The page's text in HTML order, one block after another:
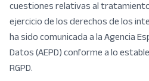
cuestiones relativas al
ejercicio de los derechos de los
ha sido comunicada a la Agencia
Datos (AEPD) conforme a lo
RGPD.